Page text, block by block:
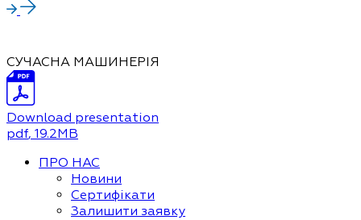
СУЧАСНА МАШИНЕРІЯ
Download presentation
pdf, 19.2MB
ПРО НАС
Новини
Сертифікати
Залишити заявку